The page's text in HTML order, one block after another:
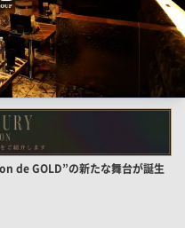
de GOLD”の新たな舞台が誕生